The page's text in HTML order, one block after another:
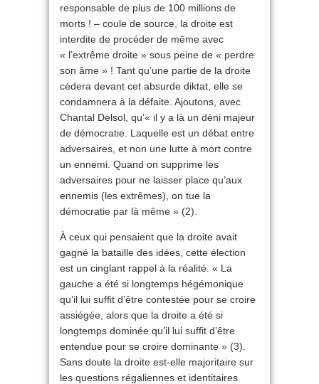
responsable de plus de 100 millions de
morts ! – coule de source, la droite est
interdite de procéder de même avec
« l’extrême droite » sous peine de « perdre
son âme » ! Tant qu’une partie de la droite
cédera devant cet absurde diktat, elle se
condamnera à la défaite. Ajoutons, avec
Chantal Delsol, qu’« il y a là un déni majeur
de démocratie. Laquelle est un débat entre
adversaires, et non une lutte à mort contre
un ennemi. Quand on supprime les
adversaires pour ne laisser place qu’aux
ennemis (les extrêmes), on tue la
démocratie par là même » (2).
À ceux qui pensaient que la droite avait
gagné la bataille des idées, cette élection
est un cinglant rappel à la réalité. « La
gauche a été si longtemps hégémonique
qu’il lui suffit d’être contestée pour se croire
assiégée, alors que la droite a été si
longtemps dominée qu’il lui suffit d’être
entendue pour se croire dominante » (3).
Sans doute la droite est-elle majoritaire sur
les questions régaliennes et identitaires